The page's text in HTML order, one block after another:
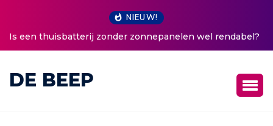
NIEUW!
Is een thuisbatterij zonder zonnepanelen wel rendabel?
DE BEEP